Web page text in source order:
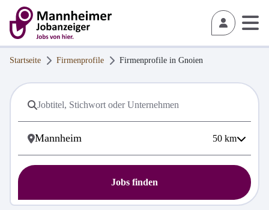
Startseite Firmenprofile Firmenprofile in Gnoien
50 km
Jobs finden